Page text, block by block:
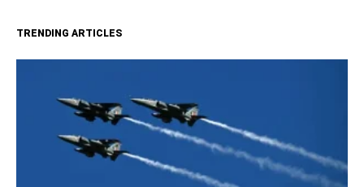
TRENDING ARTICLES